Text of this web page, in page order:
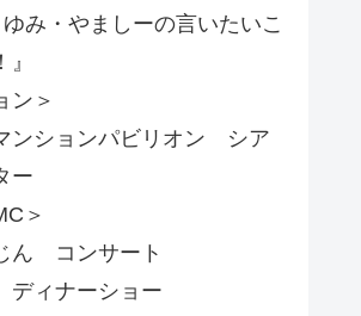
み・やましーの言いたいこ
ン＞
ンションパビリオン シア
ー
＞
ん コンサート
ィナーショー